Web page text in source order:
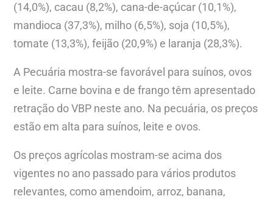
(14,0%), cacau (8,2%), cana-de-açúcar (10,1%),
mandioca (37,3%), milho (6,5%), soja (10,5%),
tomate (13,3%), feijão (20,9%) e laranja (28,3%).
A Pecuária mostra-se favorável para suínos, ovos
e leite. Carne bovina e de frango têm apresentado
retração do VBP neste ano. Na pecuária, os preços
estão em alta para suínos, leite e ovos.
Os preços agrícolas mostram-se acima dos
vigentes no ano passado para vários produtos
relevantes, como amendoim, arroz, banana,